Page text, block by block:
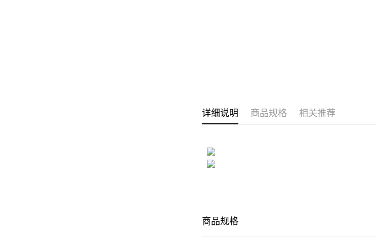
详细说明 商品规格 相关推荐
商品规格